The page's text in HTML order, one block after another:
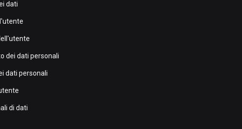
dati
dei dati personali
dati personali
di dati